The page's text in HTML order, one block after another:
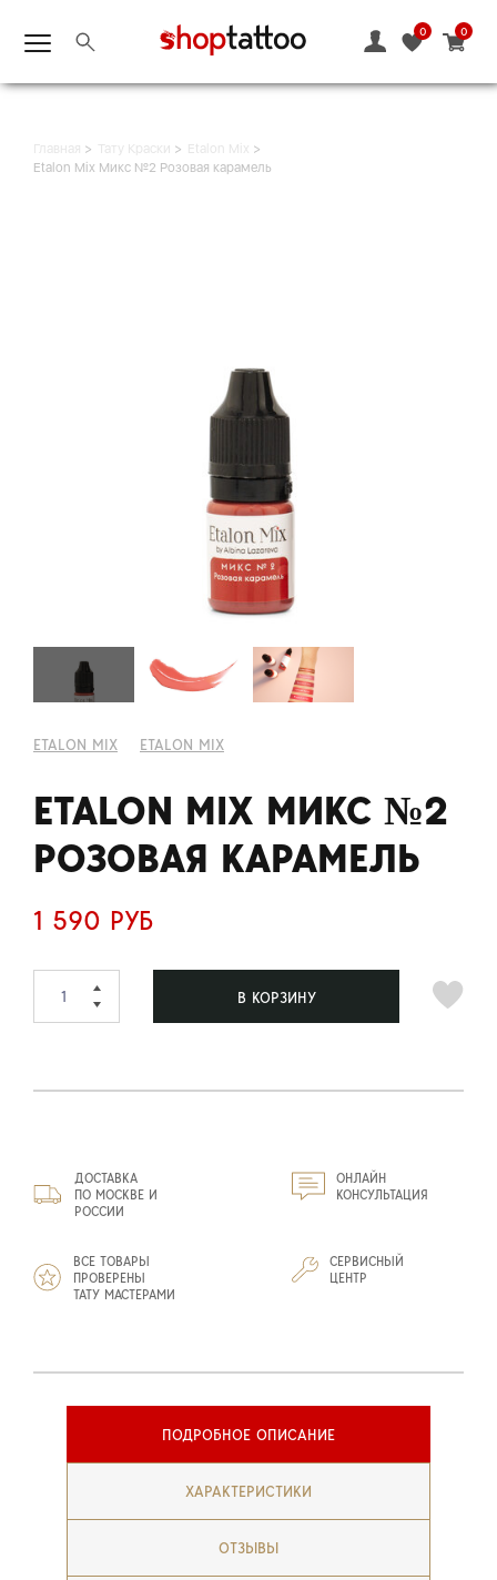
0
0
Главная Тату Краски
Etalon Mix
Etalon Mix Микс №2 Розовая карамель
ETALON MIX ETALON MIX
ETALON MIX МИКС №2
РОЗОВАЯ КАРАМЕЛЬ
1 590 РУБ
В КОРЗИНУ
ДОСТАВКА
ПО МОСКВЕ И
РОССИИ
ОНЛАЙН
КОНСУЛЬТАЦИЯ
ВСЕ ТОВАРЫ
ПРОВЕРЕНЫ
ТАТУ МАСТЕРАМИ
СЕРВИСНЫЙ
ЦЕНТР
ПОДРОБНОЕ ОПИСАНИЕ
ХАРАКТЕРИСТИКИ
ОТЗЫВЫ